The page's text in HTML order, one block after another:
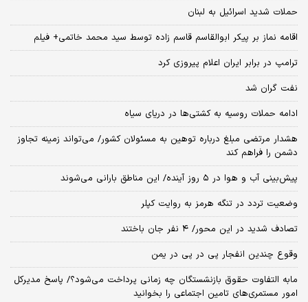
حملات شدید اسرائیل به لبنان
اقامه نماز بر پیکر ابوالقاسم قاسم زاده توسط سید محمد خاتمی+ فیلم
ترامپ در برابر ایران اعلام پیروزی کرد
نفت گران شد
ادامه حملات روسیه به کشتی‌ها در دریای سیاه
هشدار مرتضی مبلغ درباره توهین به مسئولان کشور/ می‌تواند زمینه تجاوز
دشمن را فراهم کند
پیش‌بینی آب و هوا در ۵ روز آینده/ این مناطق بارانی می‌شوند
وضعیت تردد در تنگه هرمز به روایت کپلر
تصادف شدید در این محور/ ۴ نفر جان باختند
وقوع چندین انفجار پی در پی در یمن
مابه التفاوت حقوق بازنشستگان چه زمانی پرداخت می‌شود؟/ پاسخ مدیرکل
امور مستمری‌های تامین اجتماعی را بخوانید